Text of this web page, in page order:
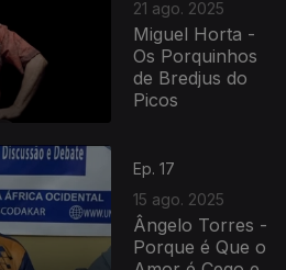
21 ago. 2025
Miguel Horta -
Os Porquinhos
de Bredjus do
Picos
Ep. 17
15 ago. 2025
Ângelo Torres -
Porque é Que o